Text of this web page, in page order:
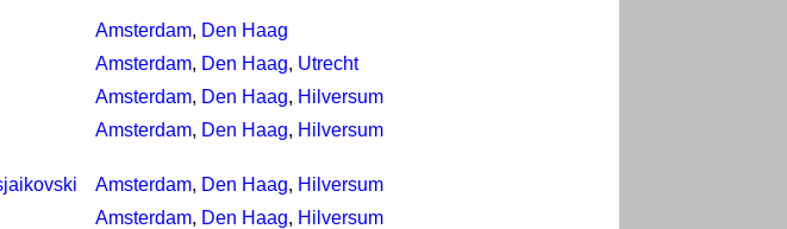
Amsterdam, Den Haag
Amsterdam, Den Haag, Utrecht
Amsterdam, Den Haag, Hilversum
Amsterdam, Den Haag, Hilversum
Amsterdam, Den Haag, Hilversum
Amsterdam, Den Haag, Hilversum